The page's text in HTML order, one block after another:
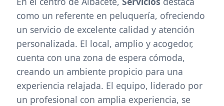
como un referente en peluquería, ofreciendo
un servicio de excelente calidad y atención
personalizada. El local, amplio y acogedor,
cuenta con una zona de espera cómoda,
creando un ambiente propicio para una
experiencia relajada. El equipo, liderado por
un profesional con amplia experiencia, se